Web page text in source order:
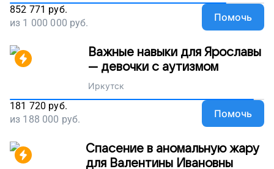
852 771 руб.
из 1 000 000 руб. Помочь
Важные навыки для Ярославы
— девочки с аутизмом
Иркутск
181 720 руб.
из 188 000 руб. Помочь
Спасение в аномальную жару
для Валентины Ивановны